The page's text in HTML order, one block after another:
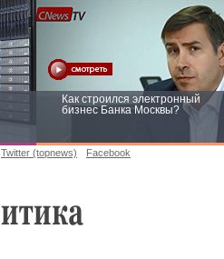
Как строился электронный
бизнес Банка Москвы?
Twitter (topnews) Facebook